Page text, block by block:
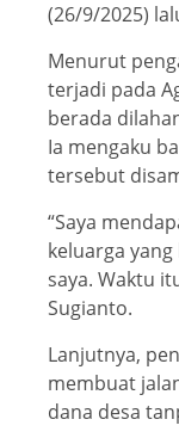
(26/9/2025)
Menurut
terjadi pada
berada
Ia mengaku
tersebut
“Saya
keluarga
saya. Waktu
Sugianto.
Lanjutnya,
membuat
dana desa